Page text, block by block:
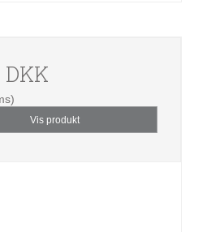
DKK
Vis produkt